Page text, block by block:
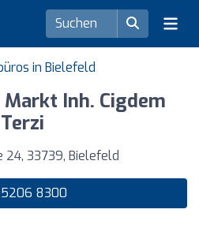
in Bielefeld
Inh. Cigdem
Terzi
24, 33739, Bielefeld
8300